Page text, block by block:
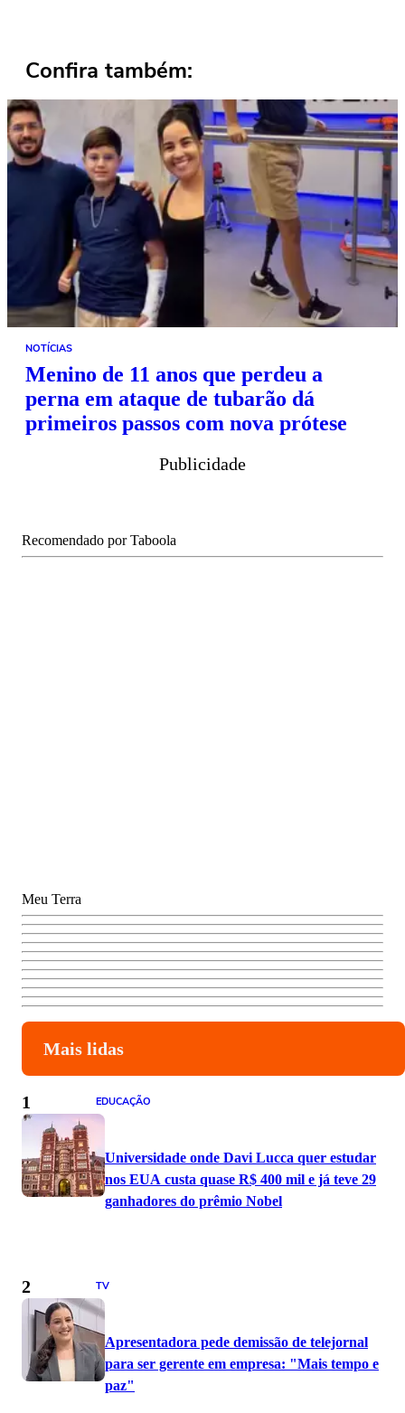
Confira também:
NOTÍCIAS
Menino de 11 anos que perdeu a
perna em ataque de tubarão dá
primeiros passos com nova prótese
Publicidade
Recomendado por Taboola
Meu Terra
Mais lidas
1 EDUCAÇÃO
Universidade onde Davi Lucca quer estudar
nos EUA custa quase R$ 400 mil e já teve 29
ganhadores do prêmio Nobel
2 TV
Apresentadora pede demissão de telejornal
para ser gerente em empresa: "Mais tempo e
paz"